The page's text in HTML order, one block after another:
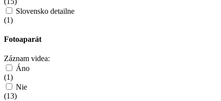
Slovensko detailne
(1)
Fotoaparát
Záznam videa:
Áno
(1)
Nie
(13)